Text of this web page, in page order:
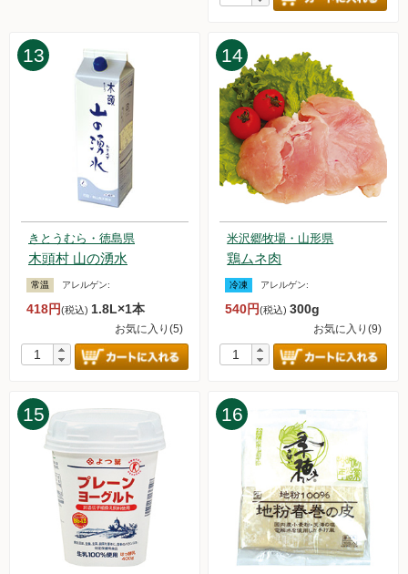
2024.6.8【毎週土曜日更新！】品ものアイテムを更新しまし
た。
2024.6.1【毎週土曜日更新！】品ものアイテムを更新しまし
2024.5.25【毎週土曜日更新！】品ものアイテムを更新しまし
2024.5.18【毎週土曜日更新！】品ものアイテムを更新しまし
2024.5.17【重要なお知らせ】アイスキャンデー＆アイスクリ
ームセットの価格改定について
2024.5.11【毎週土曜日更新！】品ものアイテムを更新しまし
た。
2024.5.4【毎週土曜日更新！】品ものアイテムを更新しまし
た。
2024.4.27【毎週土曜日更新！】品ものアイテムを更新しまし
た。
2024.4.20【毎週土曜日更新！】品ものアイテムを更新しまし
2024.4.13【毎週土曜日更新！】品ものアイテムを更新しまし
た。
2024.4.6【毎週土曜日更新！】品ものアイテムを更新しまし
2024.3.30【毎週土曜日更新！】品ものアイテムを更新しまし
2024.3.23【毎週土曜日更新！】アイテムを更新しました。
2024.3.16【毎週土曜日更新！】アイテムを更新しました。
2024.3.15【重要なお知らせ】システムメンテナンスについて
13
きとうむら・徳島県
木頭村 山の湧水
常温 アレルゲン:
418円(税込) 1.8L×1本
お気に入り(5)
14
米沢郷牧場・山形県
鶏ムネ肉
冷凍 アレルゲン:
540円(税込)300g
お気に入り(9)
15 16